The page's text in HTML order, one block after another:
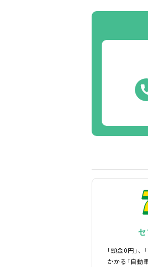
｢頭金0円｣、
かかる｢自動